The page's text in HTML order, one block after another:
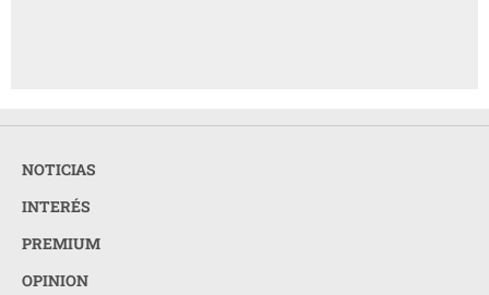
NOTICIAS
INTERÉS
PREMIUM
OPINION